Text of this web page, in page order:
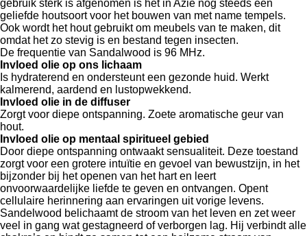
gebruik sterk is afgenomen is het in Azië nog steeds een
geliefde houtsoort voor het bouwen van met name tempels.
Ook wordt het hout gebruikt om meubels van te maken, dit
omdat het zo stevig is en bestand tegen insecten.
De frequentie van Sandalwood is 96 MHz.
Invloed olie op ons lichaam
Is hydraterend en ondersteunt een gezonde huid. Werkt
kalmerend, aardend en lustopwekkend.
Invloed olie in de diffuser
Zorgt voor diepe ontspanning. Zoete aromatische geur van
hout.
Invloed olie op mentaal spiritueel gebied
Door diepe ontspanning ontwaakt sensualiteit. Deze toestand
zorgt voor een grotere intuïtie en gevoel van bewustzijn, in het
bijzonder bij het openen van het hart en leert
onvoorwaardelijke liefde te geven en ontvangen. Opent
cellulaire herinnering aan ervaringen uit vorige levens.
Sandelwood belichaamt de stroom van het leven en zet weer
veel in gang wat gestagneerd of verborgen lag. Hij verbindt alle